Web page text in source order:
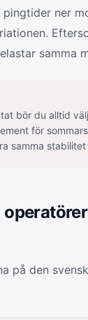
ner
samma
bör du alltid
för
samma
på den